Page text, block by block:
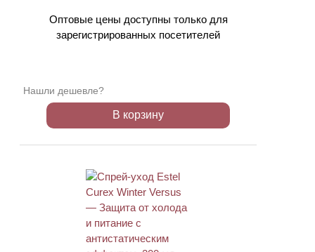
Оптовые цены доступны только для
зарегистрированных посетителей
Нашли дешевле?
В корзину